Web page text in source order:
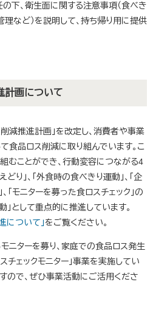
下、衛生面に関する注意事項（食べき
など）を説明して、持ち帰り用に提供
計画について
減推進計画」を改定し、消費者や事業
食品ロス削減に取り組んでいます。こ
むことができ、行動変容につながる4
り」、「外食時の食べきり運動」、「企
「モニターを募った食ロスチェック」の
」として重点的に推進しています。
について」をご覧ください。
ニターを募り、家庭での食品ロス発生
チェックモニター」事業を実施してい
ので、ぜひ事業活動にご活用くださ